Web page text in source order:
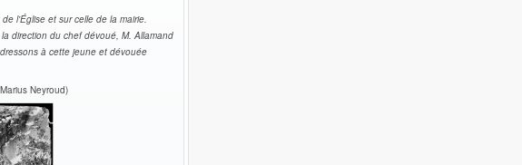
l'Église et sur celle de la mairie.
direction du chef dévoué, M. Allamand
à cette jeune et dévouée
Neyroud)